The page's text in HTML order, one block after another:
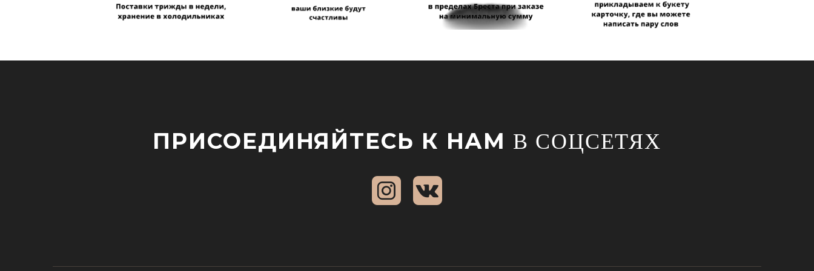
ПРИСОЕДИНЯЙТЕСЬ К НАМ В СОЦСЕТЯХ